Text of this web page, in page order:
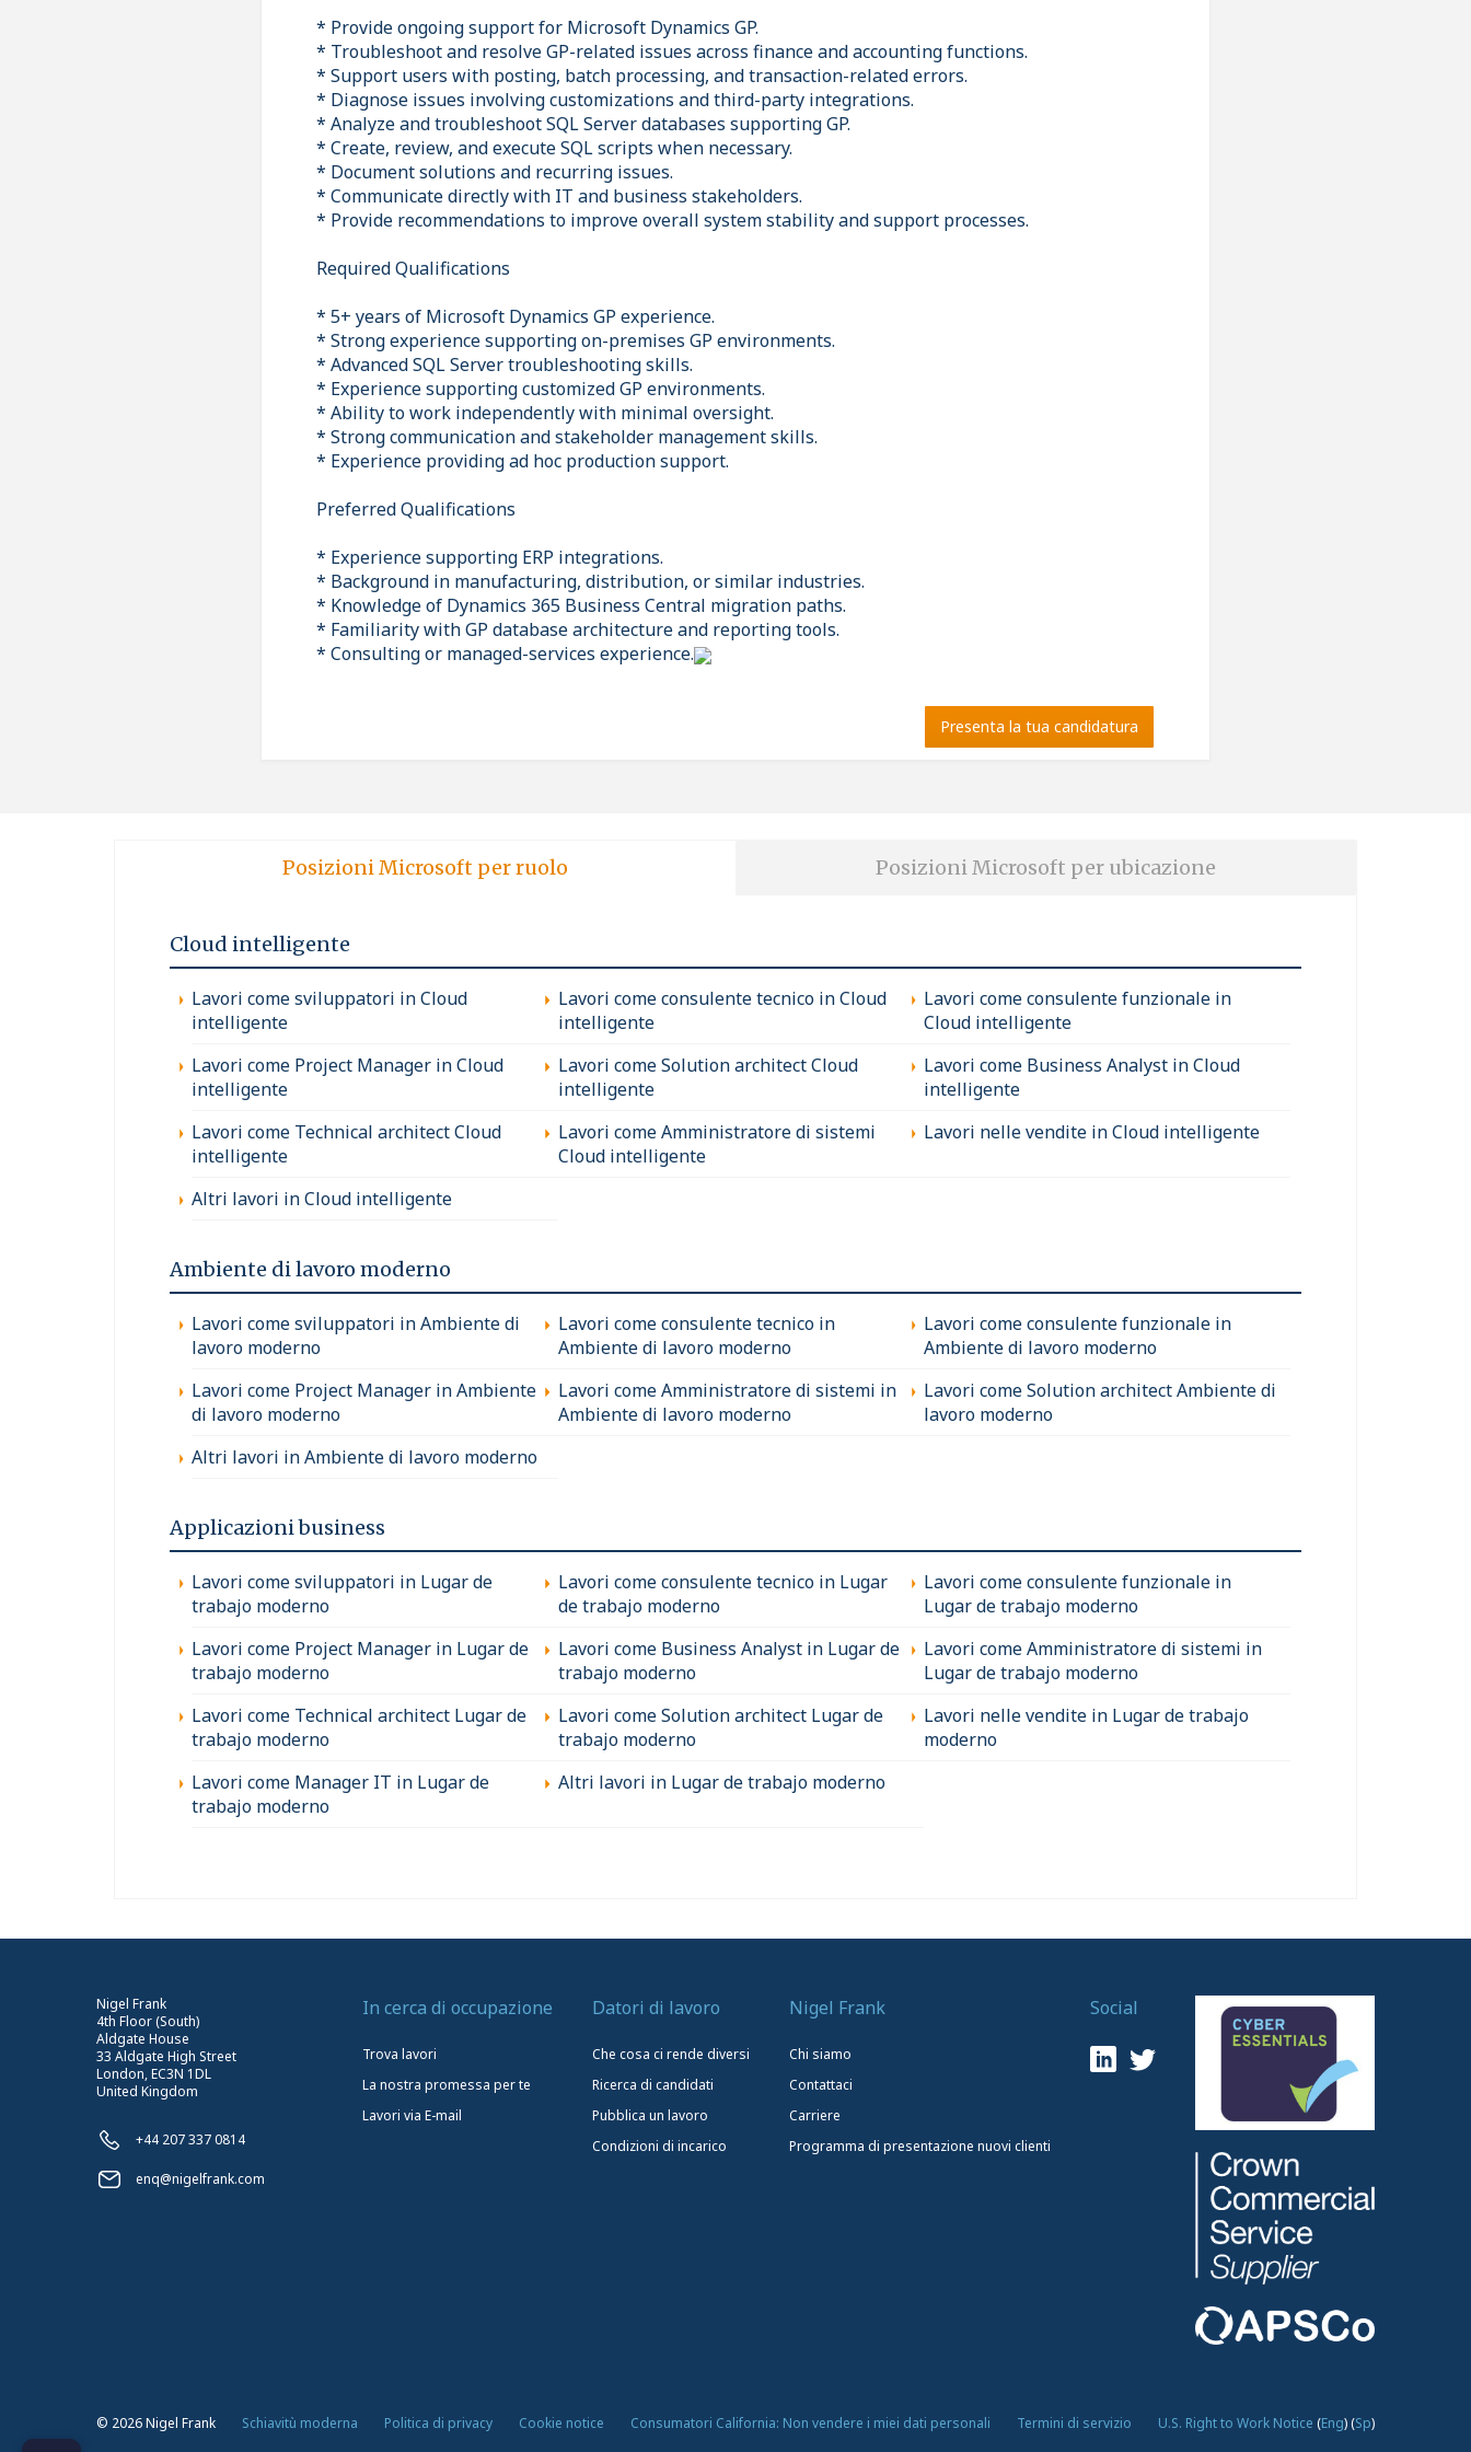
* Provide ongoing support for Microsoft Dynamics GP.
* Troubleshoot and resolve GP-related issues across finance and accounting functions.
* Support users with posting, batch processing, and transaction-related errors.
* Diagnose issues involving customizations and third-party integrations.
* Analyze and troubleshoot SQL Server databases supporting GP.
* Create, review, and execute SQL scripts when necessary.
* Document solutions and recurring issues.
* Communicate directly with IT and business stakeholders.
* Provide recommendations to improve overall system stability and support processes.
Required Qualifications
* 5+ years of Microsoft Dynamics GP experience.
* Strong experience supporting on-premises GP environments.
* Advanced SQL Server troubleshooting skills.
* Experience supporting customized GP environments.
* Ability to work independently with minimal oversight.
* Strong communication and stakeholder management skills.
* Experience providing ad hoc production support.
Preferred Qualifications
* Experience supporting ERP integrations.
* Background in manufacturing, distribution, or similar industries.
* Knowledge of Dynamics 365 Business Central migration paths.
* Familiarity with GP database architecture and reporting tools.
* Consulting or managed-services experience.
Presenta la tua candidatura
Posizioni Microsoft per ruolo Posizioni Microsoft per ubicazione
Cloud intelligente
Lavori come sviluppatori in Cloud
intelligente
Lavori come consulente tecnico in Cloud
intelligente
Lavori come consulente funzionale in
Cloud intelligente
Lavori come Project Manager in Cloud
intelligente
Lavori come Solution architect Cloud
intelligente
Lavori come Business Analyst in Cloud
intelligente
Lavori come Technical architect Cloud
intelligente
Lavori come Amministratore di sistemi
Cloud intelligente
Lavori nelle vendite in Cloud intelligente
Altri lavori in Cloud intelligente
Ambiente di lavoro moderno
Lavori come sviluppatori in Ambiente di
lavoro moderno
Lavori come consulente tecnico in
Ambiente di lavoro moderno
Lavori come consulente funzionale in
Ambiente di lavoro moderno
Lavori come Project Manager in Ambiente
di lavoro moderno
Lavori come Amministratore di sistemi in
Ambiente di lavoro moderno
Lavori come Solution architect Ambiente di
lavoro moderno
Altri lavori in Ambiente di lavoro moderno
Applicazioni business
Lavori come sviluppatori in Lugar de
trabajo moderno
Lavori come consulente tecnico in Lugar
de trabajo moderno
Lavori come consulente funzionale in
Lugar de trabajo moderno
Lavori come Project Manager in Lugar de
trabajo moderno
Lavori come Business Analyst in Lugar de
trabajo moderno
Lavori come Amministratore di sistemi in
Lugar de trabajo moderno
Lavori come Technical architect Lugar de
trabajo moderno
Lavori come Solution architect Lugar de
trabajo moderno
Lavori nelle vendite in Lugar de trabajo
moderno
Lavori come Manager IT in Lugar de
trabajo moderno
Altri lavori in Lugar de trabajo moderno
Nigel Frank
4th Floor (South)
Aldgate House
33 Aldgate High Street
London, EC3N 1DL
United Kingdom
+44 207 337 0814
enq@nigelfrank.com
In cerca di occupazione
Trova lavori
La nostra promessa per te
Lavori via E-mail
Datori di lavoro
Che cosa ci rende diversi
Ricerca di candidati
Pubblica un lavoro
Condizioni di incarico
Nigel Frank
Chi siamo
Contattaci
Carriere
Programma di presentazione nuovi clienti
Social
© 2026Nigel Frank Schiavitù moderna Politica di privacy Cookie notice Consumatori California: Non vendere i miei dati personali Termini di servizio U.S. Right to Work Notice (Eng)(Sp)